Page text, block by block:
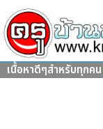
เนื้อหาดีๆสำหรับทุกคน